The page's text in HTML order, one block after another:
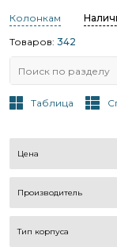
Колонкам
Товаров: 342
Таблица
Цена
Производитель
Тип корпуса